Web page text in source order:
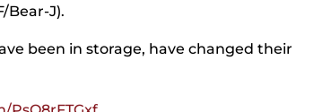
Bear-J).
been in storage, have changed their